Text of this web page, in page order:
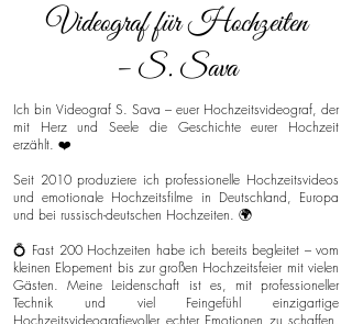
Videograf für Hochzeiten
– S. Sava
Ich bin Videograf S. Sava – euer Hochzeitsvideograf, der
mit Herz und Seele die Geschichte eurer Hochzeit
erzählt. ❤️
Seit 2010 produziere ich professionelle Hochzeitsvideos
und emotionale Hochzeitsfilme in Deutschland, Europa
und bei russisch-deutschen Hochzeiten. 🌍
💍 Fast 200 Hochzeiten habe ich bereits begleitet – vom
kleinen Elopement bis zur großen Hochzeitsfeier mit vielen
Gästen. Meine Leidenschaft ist es, mit professioneller
Technik und viel Feingefühl einzigartige
Hochzeitsvideografievoller echter Emotionen zu schaffen.